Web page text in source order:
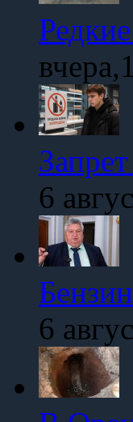
6
6